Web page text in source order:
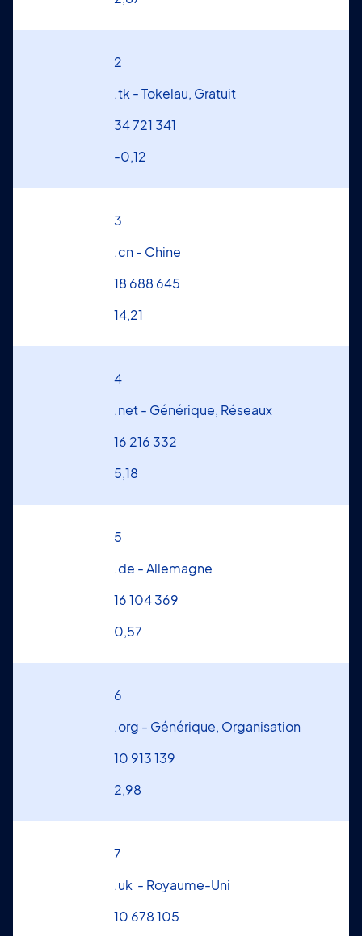
2
.tk - Tokelau, Gratuit
34 721 341
-0,12
3
.cn - Chine
18 688 645
14,21
4
.net - Générique, Réseaux
16 216 332
5,18
5
.de - Allemagne
16 104 369
0,57
6
.org - Générique, Organisation
10 913 139
2,98
7
.uk - Royaume-Uni
10 678 105